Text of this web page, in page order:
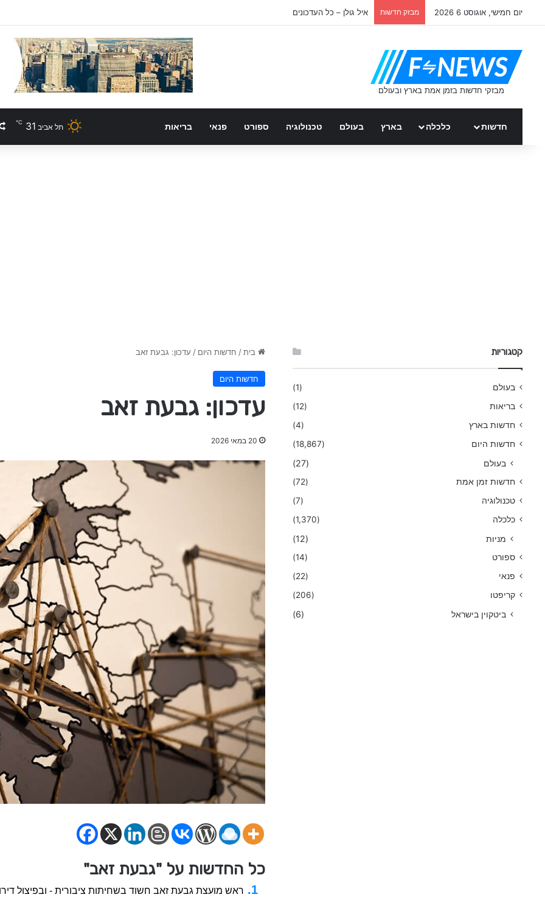
יום חמישי, אוגוסט 6 2026 מבזק חדשות איל גולן – כל העדכונים
חדשות כלכלה בארץ בעולם טכנולוגיה ספורט פנאי בריאות תל אביב 31
℃
בית / חדשות היום / עדכון: גבעת זאב
חדשות היום
עדכון: גבעת זאב
20 במאי 2026
כל החדשות על "גבעת זאב"
ראש מועצת גבעת זאב חשוד בשחיתות ציבורית - ובפיצול
קטגוריות
בעולם
(1)
בריאות
(12)
חדשות בארץ
(4)
חדשות היום
(18,867)
בעולם (27)
חדשות זמן אמת
(72)
טכנולוגיה
(7)
כלכלה
(1,370)
מניות (12)
ספורט
(14)
פנאי
(22)
קריפטו
(206)
ביטקוין בישראל (6)